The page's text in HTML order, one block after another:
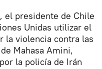
el presidente de Chile
Unidas utilizar el
la violencia contra las
Mahasa Amini,
la policía de Irán